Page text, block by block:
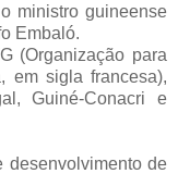
ministro guineense
Embaló.
(Organização para
em sigla francesa),
Guiné-Conacri e
desenvolvimento de